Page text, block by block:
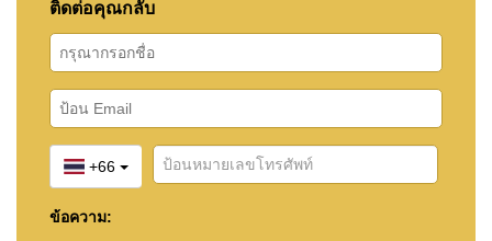
ติดต่อคุณกลับ
+66
ข้อความ: